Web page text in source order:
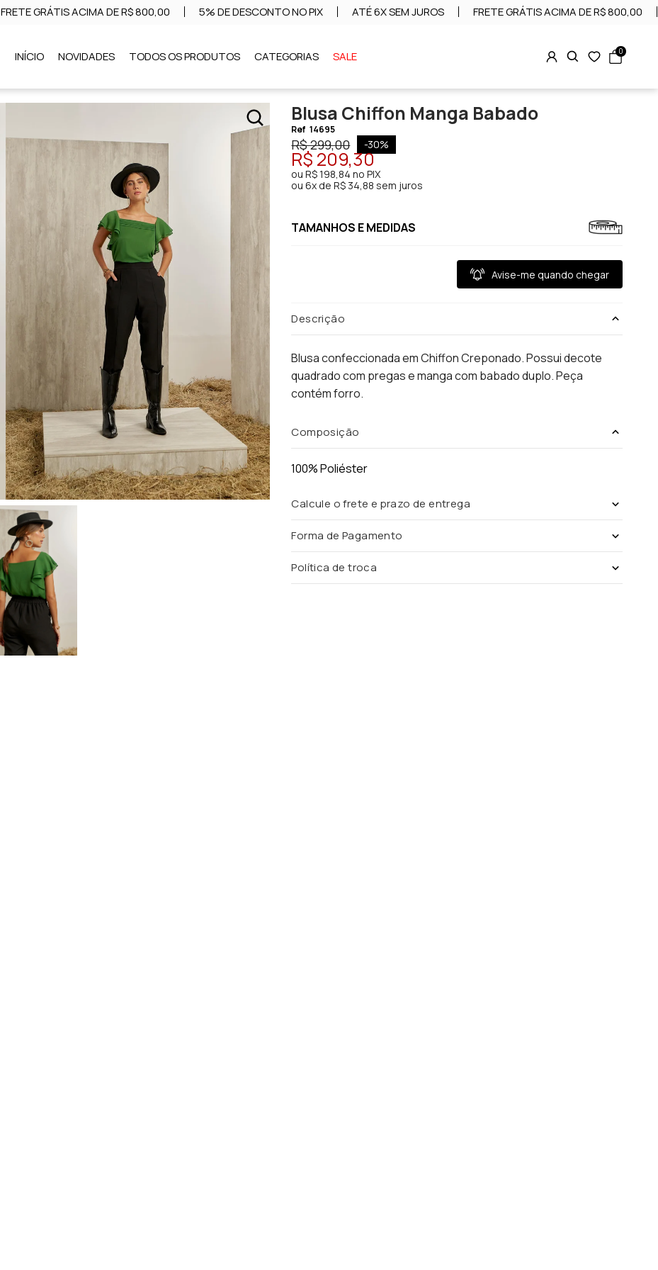
FRETE GRÁTIS ACIMA DE R$ 800,00 5% DE DESCONTO NO PIX ATÉ 6X SEM JUROS FRETE GRÁTIS ACIMA DE R$ 800,00
INÍCIO NOVIDADES TODOS OS PRODUTOS CATEGORIAS SALE 0
Blusa Chiffon Manga Babado
Ref 14695
R$ 299,00 -30%
R$ 209,30
ouR$ 198,84 no PIX
ou6x de R$ 34,88 sem juros
TAMANHOS E MEDIDAS
Avise-me quando chegar
Descrição
Blusa confeccionada em Chiffon Creponado. Possui decote
quadrado com pregas e manga com babado duplo. Peça
contém forro.
Composição
100% Poliéster
Calcule o frete e prazo de entrega
Forma de Pagamento
Política de troca